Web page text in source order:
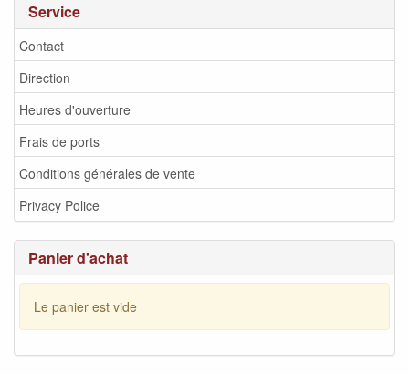
Service
Contact
Direction
Heures d'ouverture
Frais de ports
Conditions générales de vente
Privacy Police
Panier d'achat
Le panier est vide